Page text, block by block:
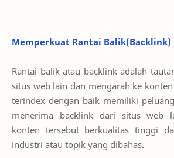
Memperkuat Rantai Balik(Backlink)
Rantai balik atau backlink adalah
situs web lain dan mengarah ke
terindex dengan baik memiliki
menerima backlink dari situs web
konten tersebut berkualitas tinggi
industri atau topik yang dibahas.